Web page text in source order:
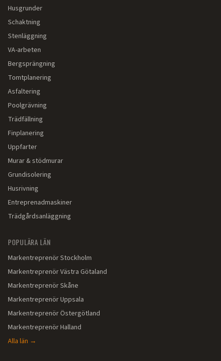
Husgrunder
Schaktning
Stenläggning
VA-arbeten
Bergsprängning
Tomtplanering
Asfaltering
Poolgrävning
Trädfällning
Finplanering
Uppfarter
Murar & stödmurar
Grundisolering
Husrivning
Entreprenadmaskiner
Trädgårdsanläggning
POPULÄRA LÄN
MarkentreprenörStockholm
MarkentreprenörVästra Götaland
MarkentreprenörSkåne
MarkentreprenörUppsala
MarkentreprenörÖstergötland
MarkentreprenörHalland
Alla län →